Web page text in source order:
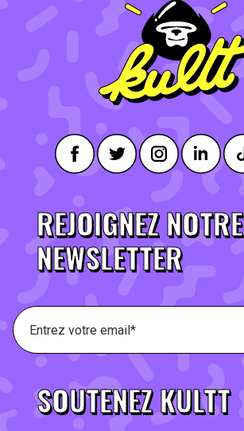
REJOIGNEZ NOTRE
NEWSLETTER
SOUTENEZ KULTT